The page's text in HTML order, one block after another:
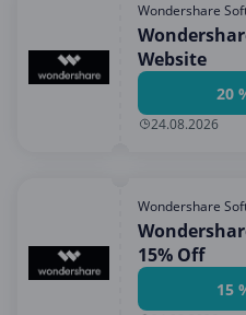
Wondershare
Website
20
24.08.2026
Wondershare
15% Off
15